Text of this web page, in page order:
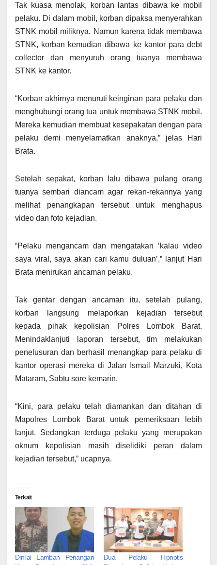
Tak kuasa menolak, korban lantas dibawa ke mobil
pelaku. Di dalam mobil, korban dipaksa menyerahkan
STNK mobil miliknya. Namun karena tidak membawa
STNK, korban kemudian dibawa ke kantor para debt
collector dan menyuruh orang tuanya membawa
STNK ke kantor.
“Korban akhirnya menuruti keinginan para pelaku dan
menghubungi orang tua untuk membawa STNK mobil.
Mereka kemudian membuat kesepakatan dengan para
pelaku demi menyelamatkan anaknya,” jelas Hari
Brata.
Setelah sepakat, korban lalu dibawa pulang orang
tuanya sembari diancam agar rekan-rekannya yang
melihat penangkapan tersebut untuk menghapus
video dan foto kejadian.
“Pelaku mengancam dan mengatakan ‘kalau video
saya viral, saya akan cari kamu duluan’,” lanjut Hari
Brata menirukan ancaman pelaku.
Tak gentar dengan ancaman itu, setelah pulang,
korban langsung melaporkan kejadian tersebut
kepada pihak kepolisian Polres Lombok Barat.
Menindaklanjuti laporan tersebut, tim melakukan
penelusuran dan berhasil menangkap para pelaku di
kantor operasi mereka di Jalan Ismail Marzuki, Kota
Mataram, Sabtu sore kemarin.
“Kini, para pelaku telah diamankan dan ditahan di
Mapolres Lombok Barat untuk pemeriksaan lebih
lanjut. Sedangkan terduga pelaku yang merupakan
oknum kepolisian masih diselidiki peran dalam
kejadian tersebut,” ucapnya.
Terkait
Dinilai Lamban Penangan
Dua Pelaku Hipnotis